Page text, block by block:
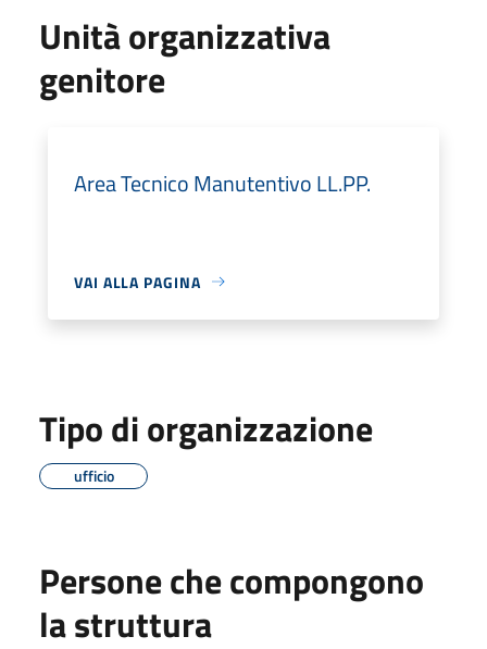
Unità organizzativa
genitore
Area Tecnico Manutentivo LL.PP.
VAI ALLA PAGINA
Tipo di organizzazione
ufficio
Persone che compongono
la struttura